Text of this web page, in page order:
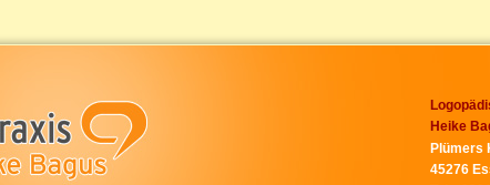
Heike
Plümers
45276